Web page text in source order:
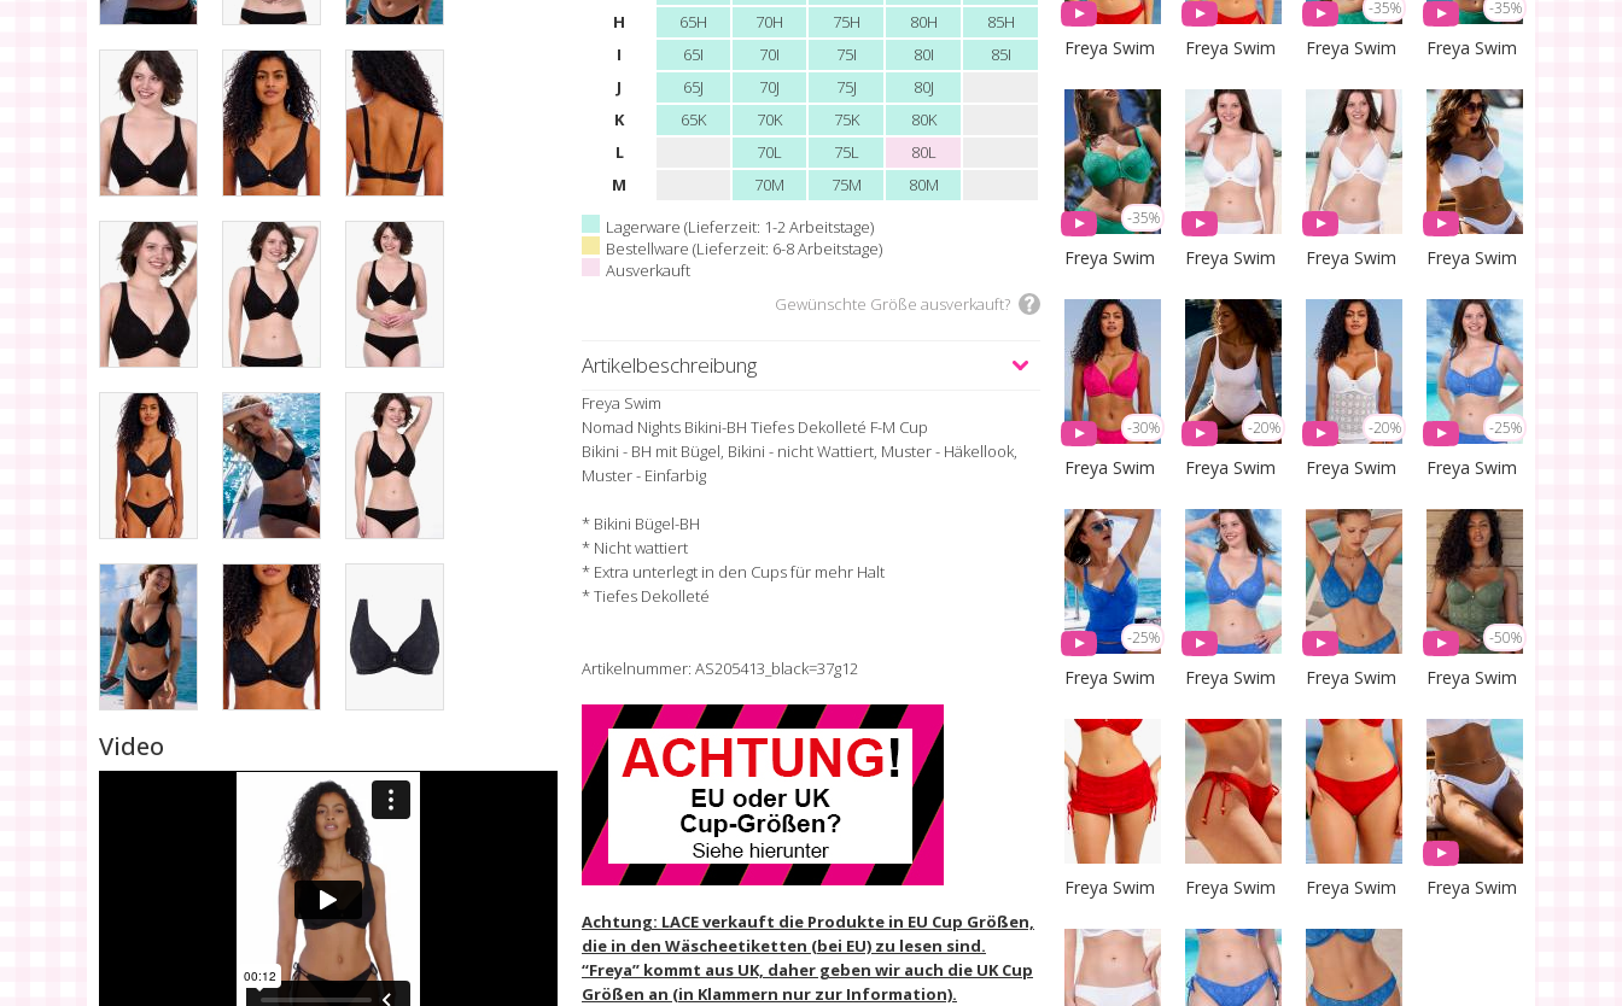
Video
H
65H 70H 75H 80H
85H
I
65I 70I 75I 80I
85I
J
65J 70J 75J
80J
K
65K 70K 75K
80K
L
70L 75L
80L
M
70M 75M
80M
Lagerware (Lieferzeit: 1-2 Arbeitstage)
Bestellware (Lieferzeit: 6-8 Arbeitstage)
Ausverkauft
Gewünschte Größe ausverkauft?
Artikelbeschreibung
Freya Swim
Nomad Nights Bikini-BH Tiefes Dekolleté F-M Cup
Bikini - BH mit Bügel, Bikini - nicht Wattiert, Muster - Häkellook,
Muster - Einfarbig
* Bikini Bügel-BH
* Nicht wattiert
* Extra unterlegt in den Cups für mehr Halt
* Tiefes Dekolleté
Artikelnummer: AS205413_black=37g12
Achtung: LACE verkauft die Produkte in EU Cup Größen,
die in den Wäscheetiketten (bei EU) zu lesen sind.
“Freya” kommt aus UK, daher geben wir auch die UK Cup
Größen an (in Klammern nur zur Information).
Freya Swim Freya Swim
-35%
Freya Swim
-35%
Freya Swim
-35%
Freya Swim Freya Swim Freya Swim Freya Swim
-30%
Freya Swim
-20%
Freya Swim
-20%
Freya Swim
-25%
Freya Swim
-25%
Freya Swim Freya Swim Freya Swim
-50%
Freya Swim
Freya Swim Freya Swim Freya Swim Freya Swim